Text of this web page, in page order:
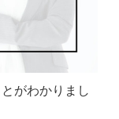
がわかりまし